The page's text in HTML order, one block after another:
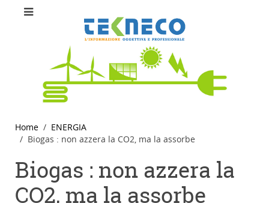
Home
ENERGIA
Biogas : non azzera la CO2, ma la assorbe
Biogas : non azzera la
CO2, ma la assorbe